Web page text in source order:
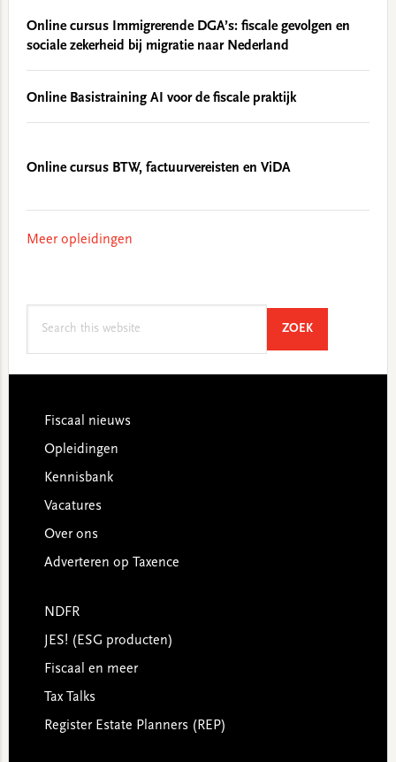
Online cursus Immigrerende DGA’s: fiscale gevolgen en
sociale zekerheid bij migratie naar Nederland
Online Basistraining AI voor de fiscale praktijk
Online cursus BTW, factuurvereisten en ViDA
Meer opleidingen
ZOEKSEARCH
Footer
Fiscaal nieuws
Opleidingen
Kennisbank
Vacatures
Over ons
Adverteren op Taxence
NDFR
JES! (ESG producten)
Fiscaal en meer
Tax Talks
Register Estate Planners (REP)